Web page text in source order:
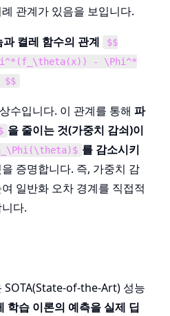
관계가 있음을 보입니다.
켤레 함수의 관계
$$
- \Phi^*
수입니다. 이 관계를 통해 파
을 줄이는 것(가중치 감쇠)이
를 감소시키
증명합니다. 즉, 가중치 감
일반화 오차 경계를 직접적
다.
SOTA(State-of-the-Art) 성능
학습 이론의 예측을 실제 딥